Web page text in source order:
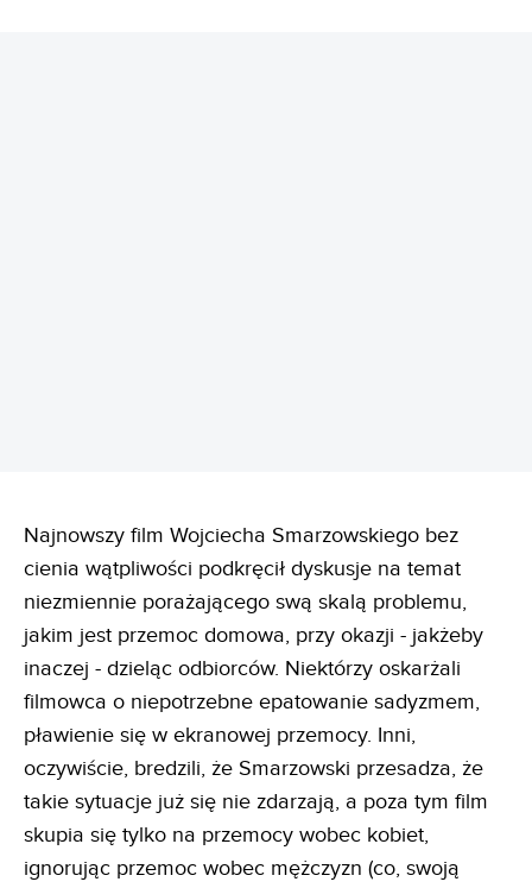
Najnowszy film Wojciecha Smarzowskiego bez
cienia wątpliwości podkręcił dyskusje na temat
niezmiennie porażającego swą skalą problemu,
jakim jest przemoc domowa, przy okazji - jakżeby
inaczej - dzieląc odbiorców. Niektórzy oskarżali
filmowca o niepotrzebne epatowanie sadyzmem,
pławienie się w ekranowej przemocy. Inni,
oczywiście, bredzili, że Smarzowski przesadza, że
takie sytuacje już się nie zdarzają, a poza tym film
skupia się tylko na przemocy wobec kobiet,
ignorując przemoc wobec mężczyzn (co, swoją